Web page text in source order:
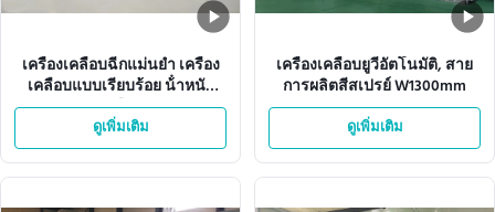
เครื่องเคลือบฉีกแม่นยํา เครื่อง
เคลือบแบบเรียบร้อย น้ําหนัก
เคลือบ
ดูเพิ่มเติม
เครื่องเคลือบยูวีอัตโนมัติ, สาย
การผลิตสีสเปรย์ W1300mm
ดูเพิ่มเติม